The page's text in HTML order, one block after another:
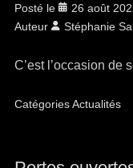
Posté le
26 août
Auteur
Stéphanie
C’est l’occasion de
CatégoriesActualités